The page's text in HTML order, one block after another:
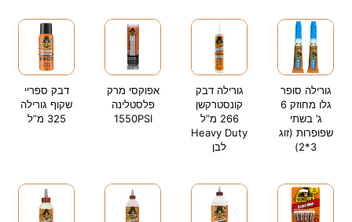
גורילה סופר
גלו מחוזק 6
ג’ בשתי
שפופרות (זוג
3*2)
גורילה דבק
קונסטרקשן
266 מ”ל
Heavy Duty
לבן
אפוקסי מרק
פלסטלינה
1550PSI
דבק ספריי
שקוף גורילה
325 מ”ל